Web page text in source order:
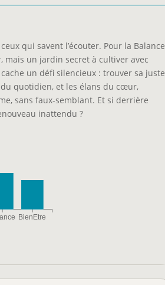
qui savent l’écouter. Pour la Balance
mais un jardin secret à cultiver avec
un défi silencieux : trouver sa juste
du quotidien, et les élans du cœur,
sans faux-semblant. Et si derrière
inattendu ?
BienEtre